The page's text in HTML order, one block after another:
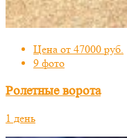
Цена от 47000 руб.
9 фото
Ролетные ворота
1 день